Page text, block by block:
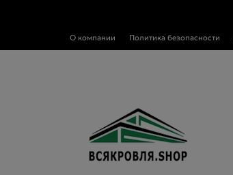
О компании Политика безопасности